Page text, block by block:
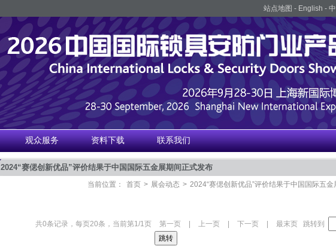
站点地图 - English -
观众服务 资料下载 联系我们
2024“赛偲创新优品”评价结果于中国国际五金展期间正式发布
2024“赛偲创新优品”评价结果于中国国际五
>
展会动态
>
首页
当前位置：
共0条记录，每页20条，当前第1/1页 第一页 上一页 下一页 最末页跳转到